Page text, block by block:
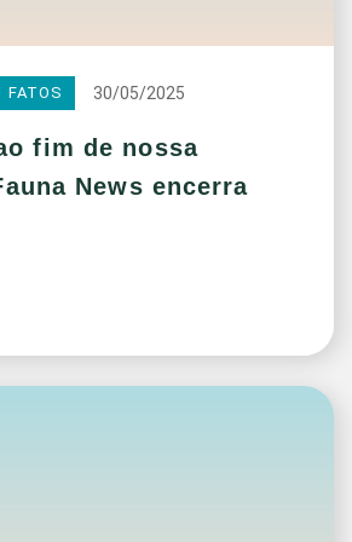
FATOS 30/05/2025
fim de nossa
News encerra